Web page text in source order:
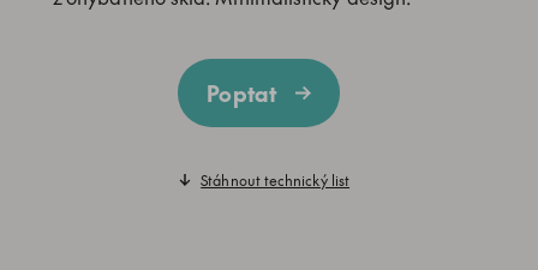
Poptat
Stáhnout technický list